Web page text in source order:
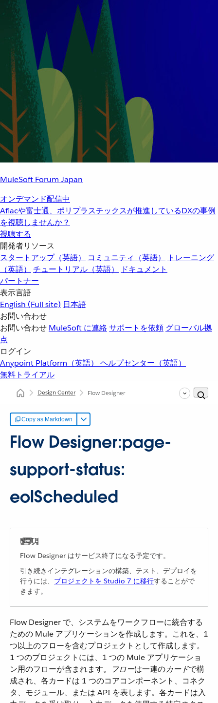
MuleSoft Forum Japan
オンデマンド配信中
Aflacや富士通、ポリプラスチックスが推進しているDXの事例
を視聴しませんか？
視聴する
開発者リソース
スタートアップ（英語）
コミュニティ（英語）
トレーニング
（英語）
チュートリアル（英語）
ドキュメント
パートナー
表示言語
English (Full site) 日本語
お問い合わせ
お問い合わせ MuleSoft に連絡サポートを依頼 グローバル拠
点
ログイン
Anypoint Platform（英語） ヘルプセンター（英語）
無料トライアル
Design Center Flow Designer
Copy as Markdown
Flow Designer:page-
support-status:
eolScheduled
Flow Designer はサービス終了になる予定です。
引き続きインテグレーションの構築、テスト、デプロイを
行うには、​ プロジェクトを Studio 7 に移行​することがで
きます。
Flow Designer で、システムをワークフローに統合する
ための Mule アプリケーションを作成します。これを、1
つ以上のフローを含むプロジェクトとして作成します。
1 つのプロジェクトには、1 つの Mule アプリケーショ
ン用のフローが含まれます。​
フロー​は一連の​カード​で構
成され、各カードは 1 つのコアコンポーネント、コネク
タ、モジュール、または API を表します。各カードは入